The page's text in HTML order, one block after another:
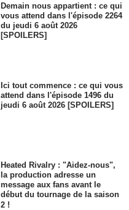
Demain nous appartient : ce qui
vous attend dans l'épisode 2264
du jeudi 6 août 2026
[SPOILERS]
Ici tout commence : ce qui vous
attend dans l'épisode 1496 du
jeudi 6 août 2026 [SPOILERS]
Heated Rivalry : "Aidez-nous",
la production adresse un
message aux fans avant le
début du tournage de la saison
2 !